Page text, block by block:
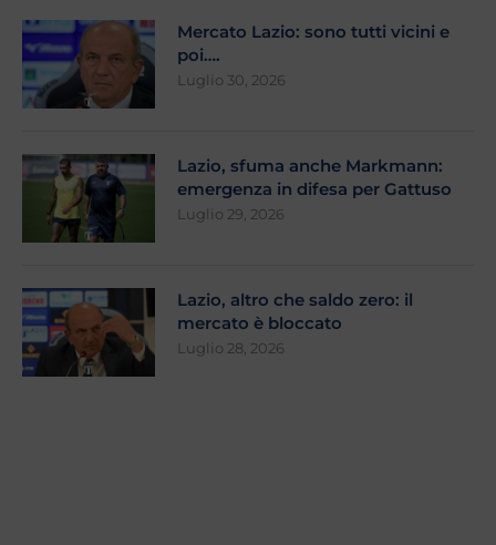
Mercato Lazio: sono tutti vicini e
poi….
Luglio 30, 2026
Lazio, sfuma anche Markmann:
emergenza in difesa per Gattuso
Luglio 29, 2026
Lazio, altro che saldo zero: il
mercato è bloccato
Luglio 28, 2026